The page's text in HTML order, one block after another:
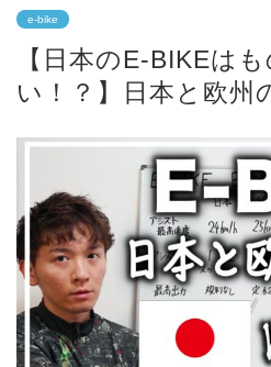
e-bike
【日本のE-BIKEは
い！？】日本と欧州